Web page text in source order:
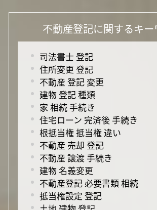
不動産登記に関するキー
司法書士 登記
住所変更 登記
不動産 登記 変更
建物 登記 種類
家 相続 手続き
住宅ローン 完済後 手続き
根抵当権 抵当権 違い
不動産 売却 登記
不動産 譲渡 手続き
建物 名義変更
不動産登記 必要書類 相続
抵当権設定 登記